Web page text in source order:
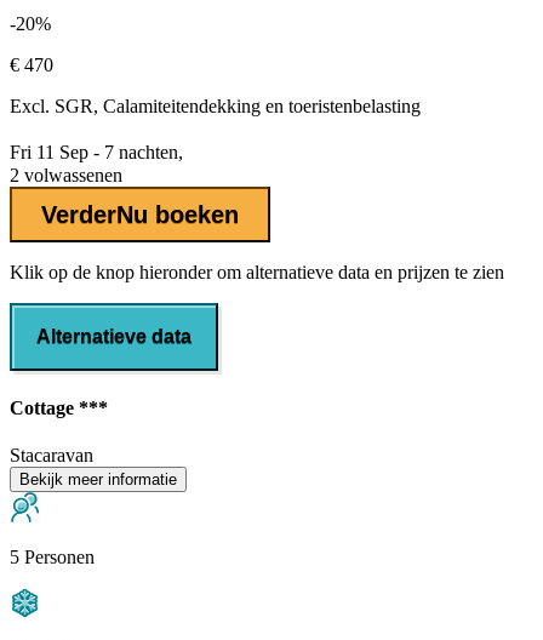
-20%
€ 470
Excl. SGR, Calamiteitendekking en toeristenbelasting
Fri 11 Sep - 7 nachten,
2 volwassenen
VerderNu boeken
Klik op de knop hieronder om alternatieve data en prijzen te zien
Alternatieve data
Cottage ***
Stacaravan
Bekijk meer informatie
5 Personen